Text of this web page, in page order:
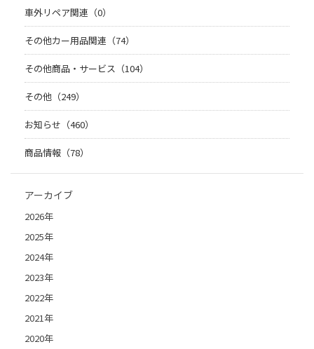
車外リペア関連（0）
その他カー用品関連（74）
その他商品・サービス（104）
その他（249）
お知らせ（460）
商品情報（78）
アーカイブ
2026年
2025年
2024年
2023年
2022年
2021年
2020年